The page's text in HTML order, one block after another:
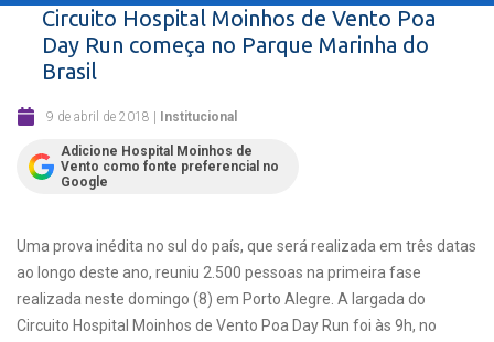
Circuito Hospital Moinhos de Vento Poa
Day Run começa no Parque Marinha do
Brasil
9 de abril de 2018 | Institucional
Adicione Hospital Moinhos de
Vento como fonte preferencial no
Google
Uma prova inédita no sul do país, que será realizada em três datas
ao longo deste ano, reuniu 2.500 pessoas na primeira fase
realizada neste domingo (8) em Porto Alegre. A largada do
Circuito Hospital Moinhos de Vento Poa Day Run foi às 9h, no